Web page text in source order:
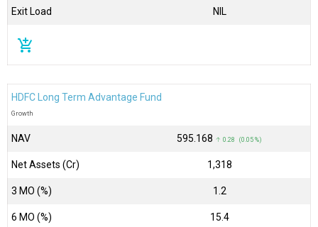
Exit Load NIL
add_shopping_cart
HDFC Long Term Advantage Fund
Growth
NAV ₹595.168 ↑ 0.28 (0.05 %)
Net Assets (Cr) ₹1,318
3 MO (%) 1.2
6 MO (%) 15.4